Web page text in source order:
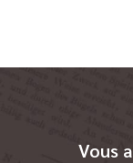
Vous